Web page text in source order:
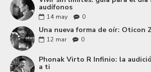
audífonos
14 may 0
Una nueva forma de oír: Oticon
12 mar 0
Phonak Virto R Infinio: la
a ti